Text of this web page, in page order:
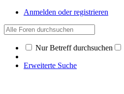
Anmelden oder registrieren
Nur Betreff durchsuchen
Erweiterte Suche